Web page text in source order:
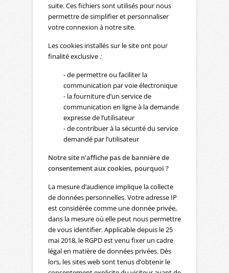
suite. Ces fichiers sont utilisés pour nous
permettre de simplifier et personnaliser
votre connexion à notre site.
Les cookies installés sur le site ont pour
finalité exclusive :
- de permettre ou faciliter la
communication par voie électronique
- la fourniture d’un service de
communication en ligne à la demande
expresse de l’utilisateur
- de contribuer à la sécurité du service
demandé par l’utilisateur
Notre site n'affiche pas de bannière de
consentement aux cookies, pourquoi ?
La mesure d’audience implique la collecte
de données personnelles. Votre adresse IP
est considérée comme une donnée privée,
dans la mesure où elle peut nous permettre
de vous identifier. Applicable depuis le 25
mai 2018, le RGPD est venu fixer un cadre
légal en matière de données privées. Dès
lors, les sites web sont tenus d’obtenir le